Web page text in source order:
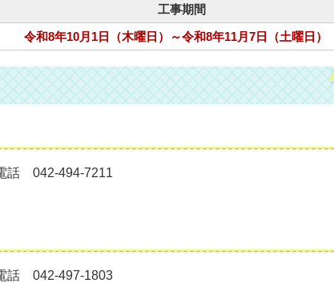
工事期間
令和8年10月1日（木曜日）～令和8年11月7日（土曜日）
話 042-494-7211
話 042-497-1803